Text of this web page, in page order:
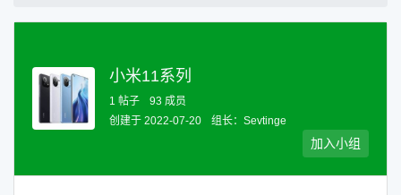
小米11系列
1 帖子
93 成员
创建于 2022-07-20
组长： Sevtinge
加入小组